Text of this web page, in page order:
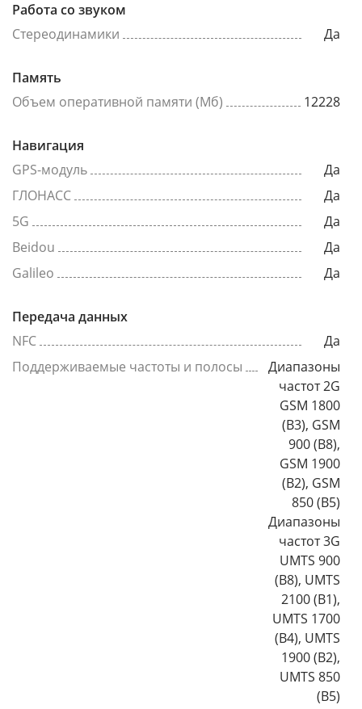
Работа со звуком
Стереодинамики
Да
Память
Объем оперативной памяти (Мб)
12228
Навигация
GPS-модуль
Да
ГЛОНАСС
Да
5G
Да
Beidou
Да
Galileo
Да
Передача данных
NFC
Да
Поддерживаемые частоты и полосы
Диапазоны
частот 2G
GSM 1800
(B3), GSM
900 (B8),
GSM 1900
(B2), GSM
850 (B5)
Диапазоны
частот 3G
UMTS 900
(B8), UMTS
2100 (B1),
UMTS 1700
(B4), UMTS
1900 (B2),
UMTS 850
(B5)